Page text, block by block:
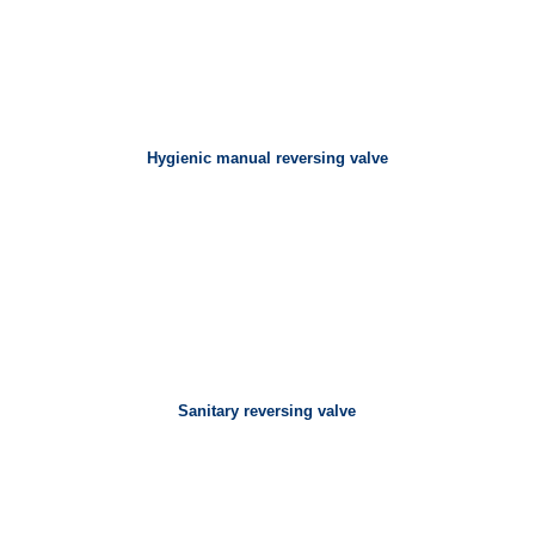
Hygienic manual reversing valve
Sanitary reversing valve